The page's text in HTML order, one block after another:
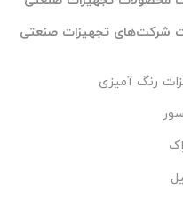
شرکت‌های تجهیزات صنعتی
رنگ آمیزی